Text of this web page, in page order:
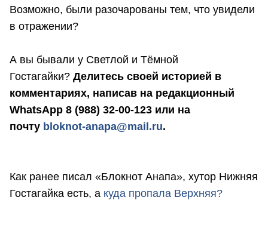
Возможно, были разочарованы тем, что увидели
в отражении?
А вы бывали у Светлой и Тёмной
Гостагайки? Делитесь своей историей в
комментариях, написав на редакционный
WhatsApp 8 (988) 32-00-123 или на
почту bloknot-anapa@mail.ru.
Как ранее писал «Блокнот Анапа», хутор Нижняя
Гостагайка есть, а куда пропала Верхняя?